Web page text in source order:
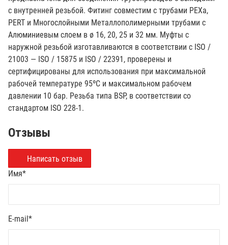
с внутренней резьбой. Фитинг совместим с трубами PEXa,
PERT и Многослойными Металлополимерными трубами с
Алюминиевым слоем в ø 16, 20, 25 и 32 мм. Муфты с
наружной резьбой изготавливаются в соответствии с ISO /
21003 — ISO / 15875 и ISO / 22391, проверены и
сертифицированы для использования при максимальной
рабочей температуре 95ºC и максимальном рабочем
давлении 10 бар. Резьба типа BSP, в соответствии со
стандартом ISO 228-1.
Отзывы
Написать отзыв
Имя*
E-mail*